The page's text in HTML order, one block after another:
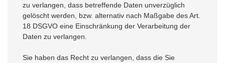
zu verlangen, dass betreffende Daten unverzüglich
gelöscht werden, bzw. alternativ nach Maßgabe des Art.
18 DSGVO eine Einschränkung der Verarbeitung der
Daten zu verlangen.
Sie haben das Recht zu verlangen, dass die Sie